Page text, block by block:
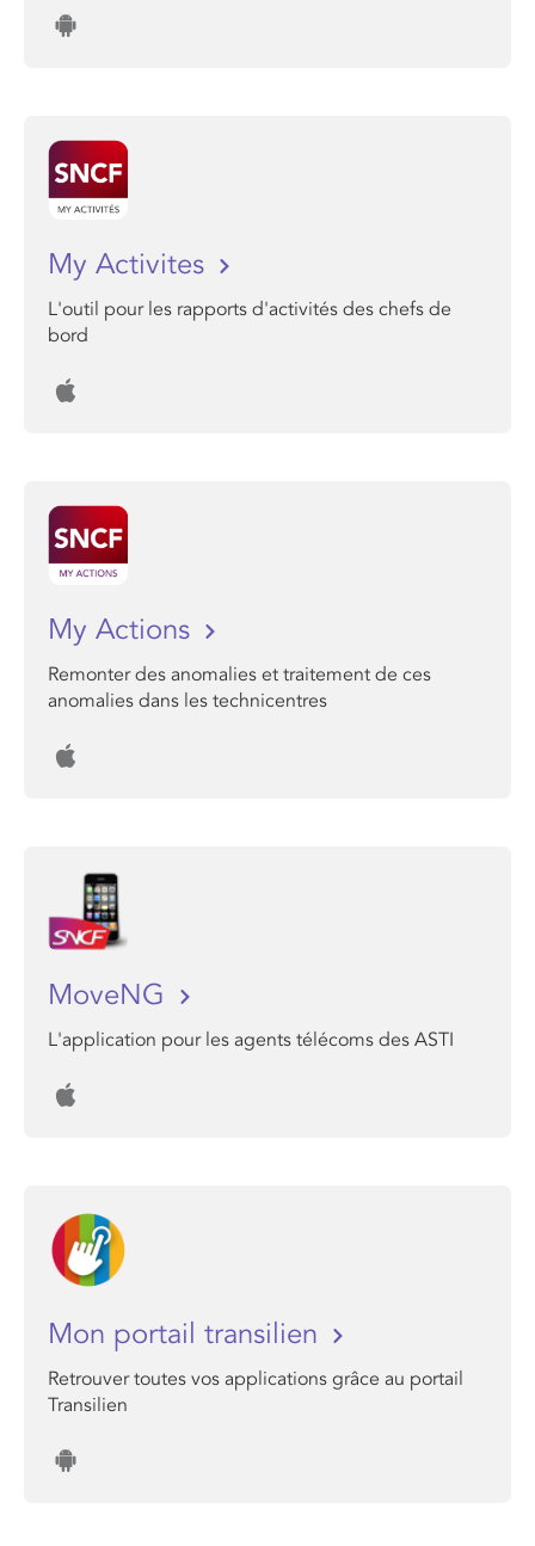
My Activites
L'outil pour les rapports d'activités des chefs de
bord
My Actions
Remonter des anomalies et traitement de ces
anomalies dans les technicentres
MoveNG
L'application pour les agents télécoms des ASTI
Mon portail transilien
Retrouver toutes vos applications grâce au portail
Transilien